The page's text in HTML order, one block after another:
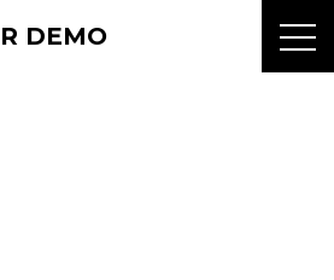
DEMO